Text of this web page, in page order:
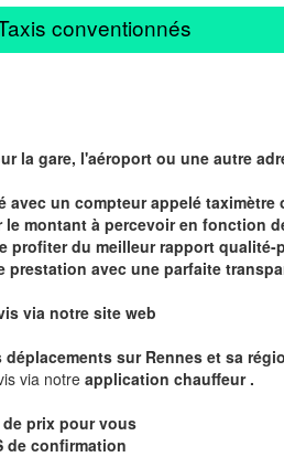
conventionnés
la gare, l'aéroport ou une autre
avec un compteurappelé taximètre
le montant à percevoir en fonction
profiter du meilleur rapport qualité-
prestation avec une parfaite
via notre site web
sur Rennes et sa
via notre application chauffeur .
de prix pour vous
de confirmation